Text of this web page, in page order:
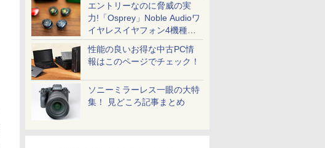
エントリーなのに脅威の実
力!「Osprey」Noble Audioワ
イヤレスイヤフォン4機種を
一気に聴く
性能の良いお得な中古PC情
報はこのページでチェック！
ソニーミラーレス一眼の大特
集！ 見どころ記事まとめ